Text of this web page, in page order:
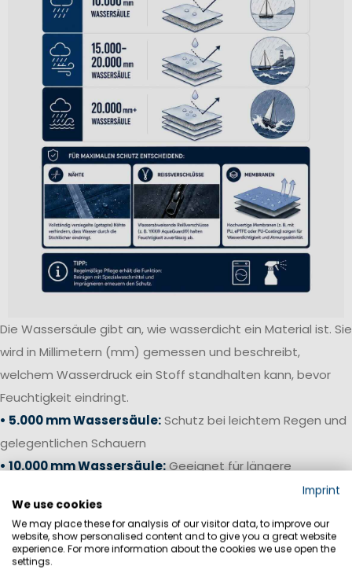
Die Wassersäule gibt an, wie wasserdicht ein Material ist. Sie
wird in Millimetern (mm) gemessen und beschreibt,
welchem Wasserdruck ein Stoff standhalten kann, bevor
Feuchtigkeit eindringt.
• 5.000 mm Wassersäule:Schutz bei leichtem Regen und
gelegentlichen Schauern
• 10.000 mm Wassersäule:Geeignet für längere
Regenphasen und anspruchsvolle Outdoor-Aktivitäten
• 15.000–20.000 mm Wassersäule:
für Küstensegeln und anspruchsvolle Bedingungen
• 20.000 mm+ Wassersäule:Offshore-Niveau für starken
Imprint
We use cookies
We may place these for analysis of our visitor data, to improve our
website, show personalised content and to give you a great website
experience. For more information about the cookies we use open the
settings.